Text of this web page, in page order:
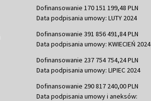
Dofinansowanie 170 151 199,48 PLN
Data podpisania umowy: LUTY 2024
Dofinansowanie 391 856 491,84 PLN
Data podpisania umowy: KWIECIEŃ 2024
Dofinansowanie 237 754 754,24 PLN
Data podpisania umowy: LIPIEC 2024
Dofinansowanie 290 817 240,00 PLN
Data podpisania umowy i aneksów: